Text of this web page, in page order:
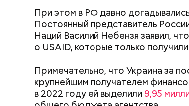
При этом в РФ давно
Постоянный представитель
Наций Василий Небензя заявил,
о USAID, которые только
Примечательно, что Украина за
крупнейшим получателем
в 2022 году ей выделили 9,95
Леонтьев заметил, что атака
открытом море или океане вполне
Как поменять батареи
не получить штраф